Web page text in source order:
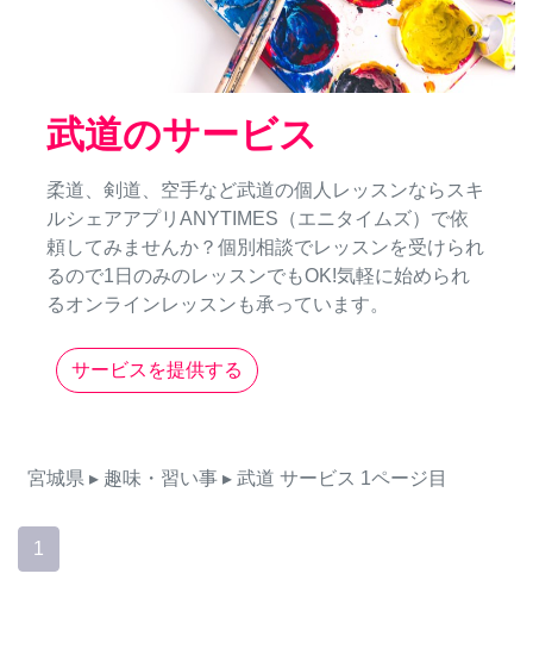
武道のサービス
柔道、剣道、空手など武道の個人レッスンならスキ
ルシェアアプリANYTIMES（エニタイムズ）で依
頼してみませんか？個別相談でレッスンを受けられ
るので1日のみのレッスンでもOK!気軽に始められ
るオンラインレッスンも承っています。
サービスを提供する
宮城県 ▸ 趣味・習い事 ▸ 武道 サービス 1ページ目
1